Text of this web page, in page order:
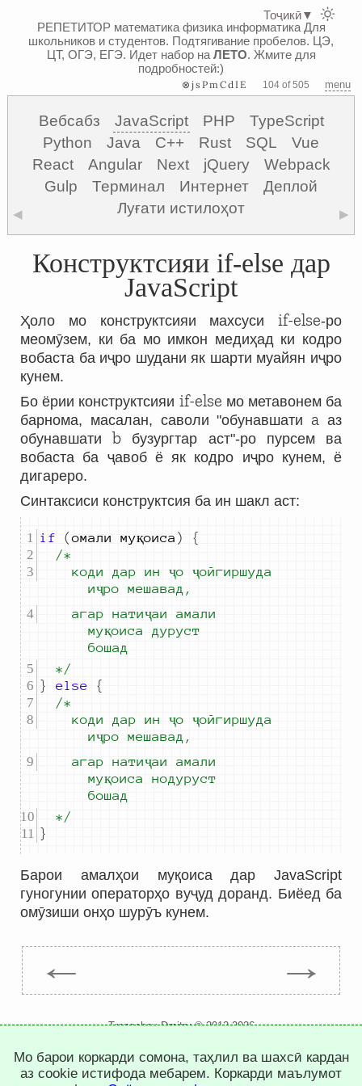
РЕПЕТИТОР математика физика информатикаДля
школьников и студентов. Подтягивание пробелов. ЦЭ,
ЦТ, ОГЭ, ЕГЭ. Идет набор на ЛЕТО. Жмите для
подробностей:)
⊗jsPmCdIE 104 of 505 menu
Вебсабз JavaScript PHP
TypeScript
Python
Java C++ Rust SQL
Vue
React
Angular Next jQuery
Webpack
Gulp
Терминал Интернет
Деплой
Луғати истилоҳот
◀ ▶
Конструктсияи if-else дар
JavaScript
Ҳоло мо конструктсияи махсуси if-else-ро
меомӯзем, ки ба мо имкон медиҳад ки кодро
вобаста ба иҷро шудани як шарти муайян иҷро
кунем.
Бо ёрии конструктсияи if-else мо метавонем ба
барнома, масалан, саволи "обунавшати a аз
обунавшати b бузургтар аст"-ро пурсем ва
вобаста ба ҷавоб ё як кодро иҷро кунем, ё
дигареро.
Синтаксиси конструктсия ба ин шакл аст:
if (омали муқоиса )
{
		коди дар ин ҷо ҷойгиршуда
иҷро мешавад,
		агар натиҷаи амали
муқоиса дуруст
бошад
	*/
}
else
{
		коди дар ин ҷо ҷойгиршуда
иҷро мешавад,
		агар натиҷаи амали
муқоиса нодуруст
бошад
	*/
}
Барои амалҳои муқоиса дар JavaScript
гуногунии операторҳо вуҷуд доранд. Биёед ба
омӯзиши онҳо шурӯъ кунем.
← →
Trepachev Dmitry © 2012-2026
сиёсати махфият танзими кукиҳо
Тоҷикӣ▼
Мо барои коркарди сомона, таҳлил ва шахсӣ кардан
аз cookie истифода мебарем. Коркарди маълумот